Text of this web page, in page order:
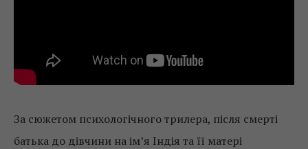
За сюжетом психологічного трилера, після смерті
батька до дівчини на ім’я Індія та її матері